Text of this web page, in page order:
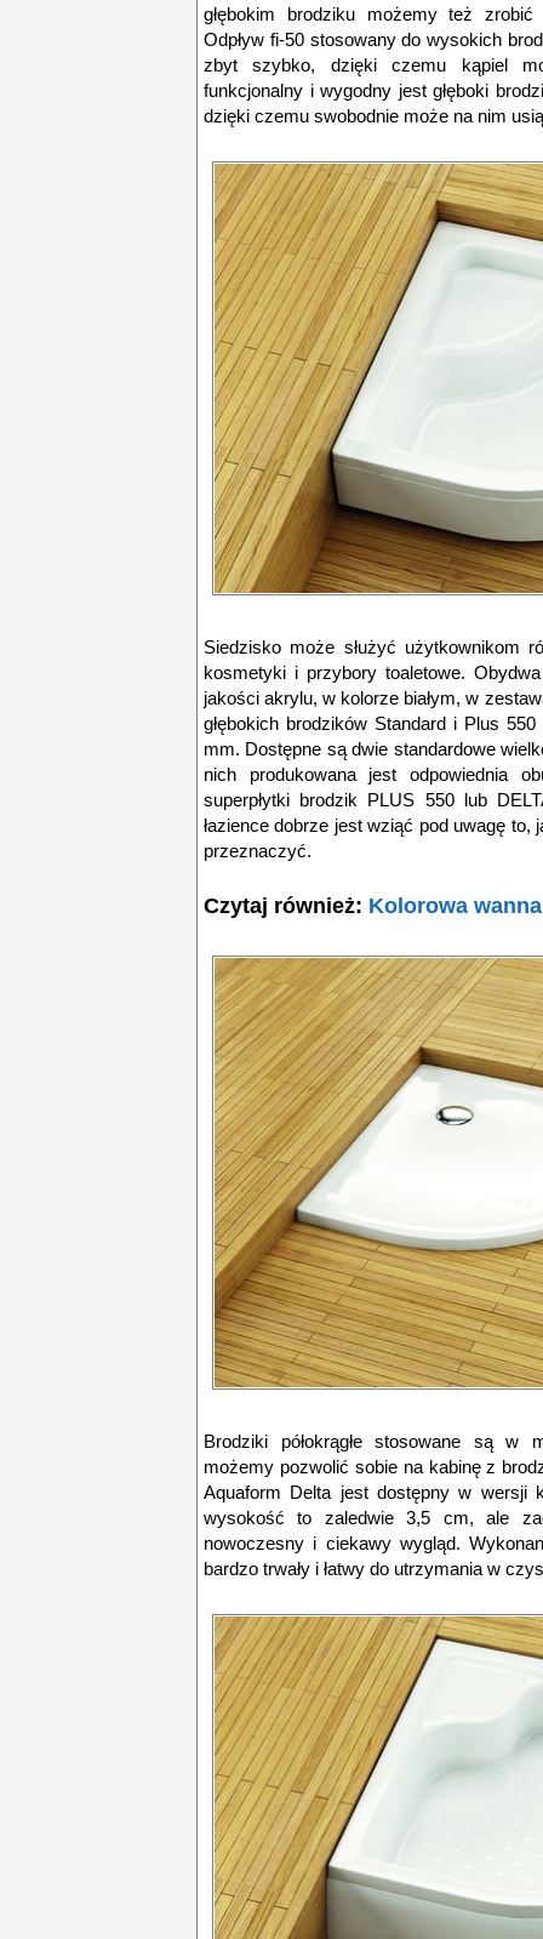
głębokim brodziku możemy też
Odpływ fi-50 stosowany do wysokich
zbyt szybko, dzięki czemu kąpiel
funkcjonalny i wygodny jest głęboki
dzięki czemu swobodnie może na nim
Siedzisko może służyć użytkownikom
kosmetyki i przybory toaletowe.
jakości akrylu, w kolorze białym, w
głębokich brodzików Standard i Plus
mm. Dostępne są dwie standardowe
nich produkowana jest odpowiednia
superpłytki brodzik PLUS 550 lub
łazience dobrze jest wziąć pod uwagę
przeznaczyć.
Czytaj również: Kolorowa
Brodziki półokrągłe stosowane są w
możemy pozwolić sobie na kabinę z
Aquaform Delta jest dostępny w wersji
wysokość to zaledwie 3,5 cm, ale
nowoczesny i ciekawy wygląd.
bardzo trwały i łatwy do utrzymania w